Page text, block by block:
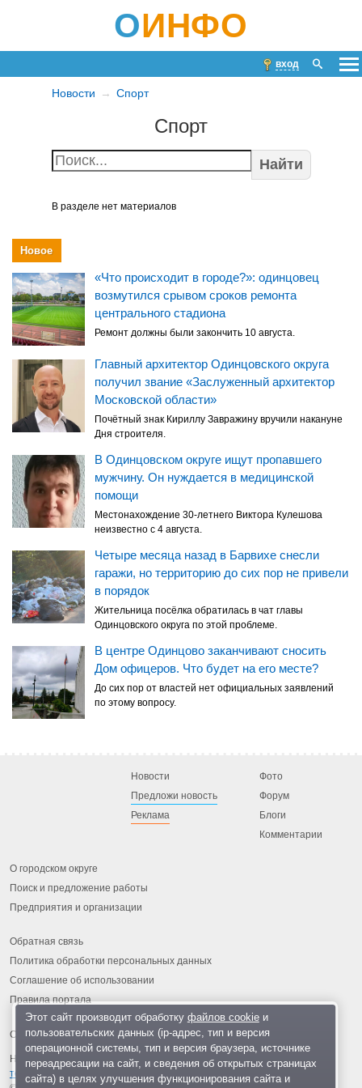
ОИНФО
вход
Новости Спорт
Спорт
Найти
В разделе нет материалов
Новое
«Что происходит в городе?»: одинцовец
возмутился срывом сроков ремонта
центрального стадиона
Ремонт должны были закончить 10 августа.
Главный архитектор Одинцовского округа
получил звание «Заслуженный архитектор
Московской области»
Почётный знак Кириллу Завражину вручили накануне
Дня строителя.
В Одинцовском округе ищут пропавшего
мужчину. Он нуждается в медицинской
помощи
Местонахождение 30-летнего Виктора Кулешова
неизвестно с 4 августа.
Четыре месяца назад в Барвихе снесли
гаражи, но территорию до сих пор не привели
в порядок
Жительница посёлка обратилась в чат главы
Одинцовского округа по этой проблеме.
В центре Одинцово заканчивают сносить
Дом офицеров. Что будет на его месте?
До сих пор от властей нет официальных заявлений
по этому вопросу.
Новости
Предложи новость
Реклама
Фото
Форум
Блоги
Комментарии
О городском округе
Поиск и предложение работы
Предприятия и организации
Обратная связь
Политика обработки персональных данных
Соглашение об использовании
Правила портала
На информационном ресурсе применяются
технологии
Этот сайт производит обработку файлов cookieи
пользовательских данных (ip-адрес, тип и версия
операционной системы, тип и версия браузера, источнике
переадресации на сайт, и сведения об открытых страницах
сайта) в целях улучшения функционирования сайта и